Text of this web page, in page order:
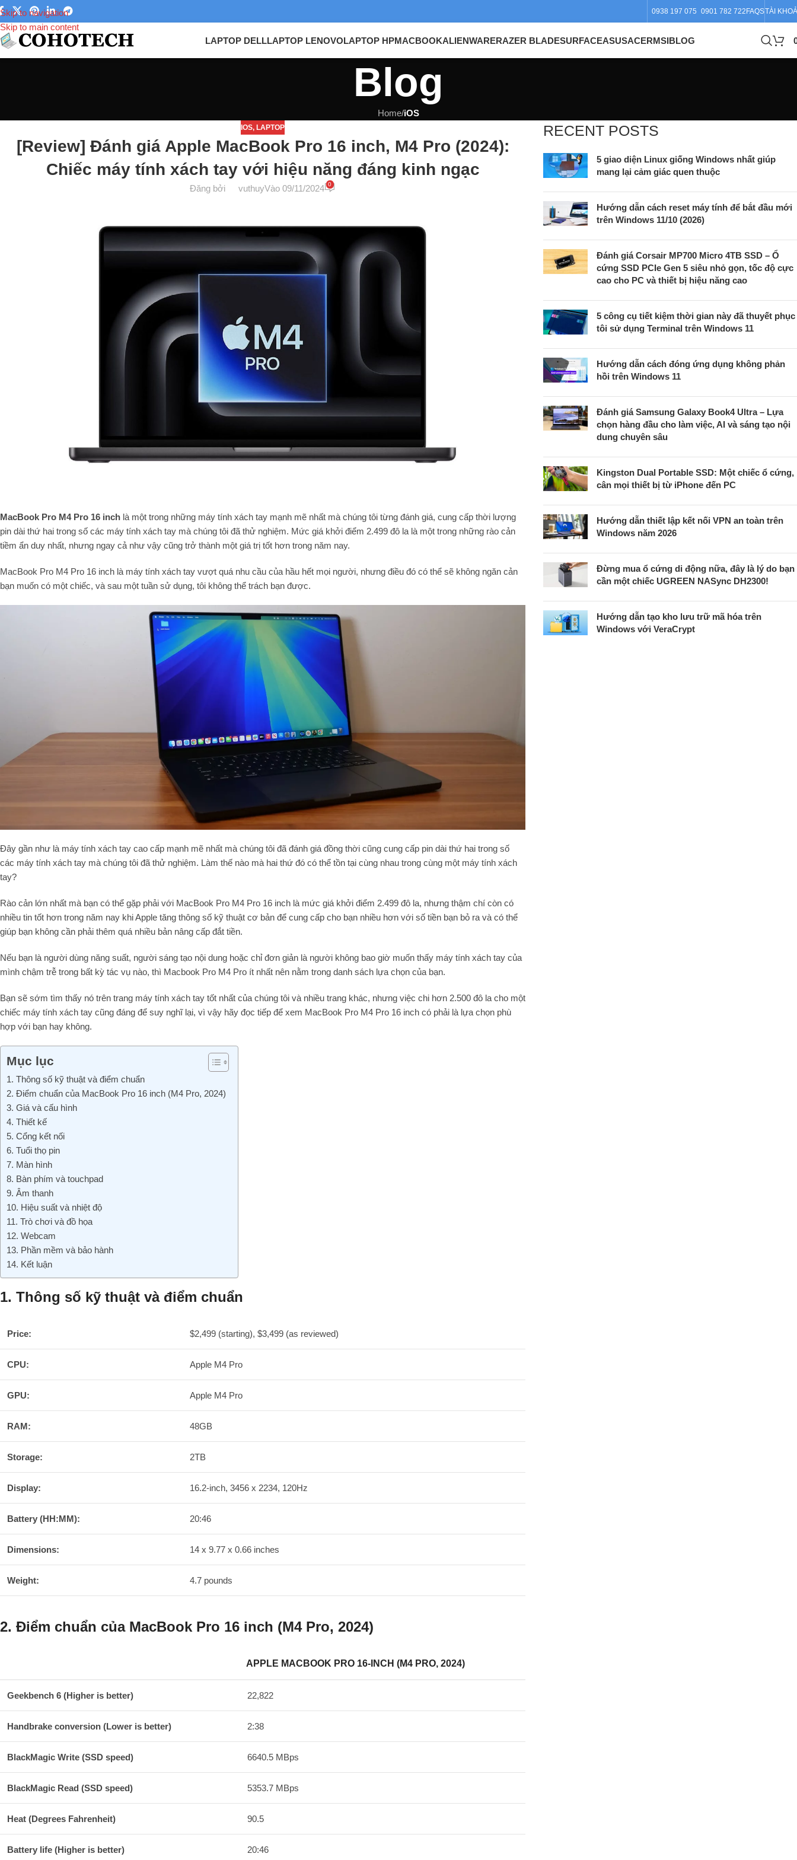
Skip to navigation
Skip to main content
0938 197 075 0901 782 722 FAQSTÀI
LAPTOP DELLLAPTOP LENOVOLAPTOP HPMACBOOKALIENWARERAZER BLADESURFACEASUSACERMSIBLOG
Blog
Home/iOS
IOS, LAPTOP
[Review] Đánh giá Apple MacBook Pro 16 inch, M4 Pro (2024):
Chiếc máy tính xách tay với hiệu năng đáng kinh ngạc
Đăng bởi vuthuyVào 09/11/2024 0
MacBook Pro M4 Pro 16 inch là một trong những máy tính xách tay mạnh mẽ nhất mà chúng tôi từng đánh giá, cung cấp thời lượng
pin dài thứ hai trong số các máy tính xách tay mà chúng tôi đã thử nghiệm. Mức giá khởi điểm 2.499 đô la là một trong những rào cản
tiềm ẩn duy nhất, nhưng ngay cả như vậy cũng trở thành một giá trị tốt hơn trong năm nay.
MacBook Pro M4 Pro 16 inch là máy tính xách tay vượt quá nhu cầu của hầu hết mọi người, nhưng điều đó có thể sẽ không ngăn cản
bạn muốn có một chiếc, và sau một tuần sử dụng, tôi không thể trách bạn được.
Đây gần như là máy tính xách tay cao cấp mạnh mẽ nhất mà chúng tôi đã đánh giá đồng thời cũng cung cấp pin dài thứ hai trong số
các máy tính xách tay mà chúng tôi đã thử nghiệm. Làm thế nào mà hai thứ đó có thể tồn tại cùng nhau trong cùng một máy tính xách
tay?
Rào cản lớn nhất mà bạn có thể gặp phải với MacBook Pro M4 Pro 16 inch là mức giá khởi điểm 2.499 đô la, nhưng thậm chí còn có
nhiều tin tốt hơn trong năm nay khi Apple tăng thông số kỹ thuật cơ bản để cung cấp cho bạn nhiều hơn với số tiền bạn bỏ ra và có thể
giúp bạn không cần phải thêm quá nhiều bản nâng cấp đắt tiền.
Nếu bạn là người dùng năng suất, người sáng tạo nội dung hoặc chỉ đơn giản là người không bao giờ muốn thấy máy tính xách tay của
mình chậm trễ trong bất kỳ tác vụ nào, thì Macbook Pro M4 Pro ít nhất nên nằm trong danh sách lựa chọn của bạn.
Bạn sẽ sớm tìm thấy nó trên trang máy tính xách tay tốt nhất của chúng tôi và nhiều trang khác, nhưng việc chi hơn 2.500 đô la cho một
chiếc máy tính xách tay cũng đáng để suy nghĩ lại, vì vậy hãy đọc tiếp để xem MacBook Pro M4 Pro 16 inch có phải là lựa chọn phù
hợp với bạn hay không.
Mục lục
1. Thông số kỹ thuật và điểm chuẩn
2. Điểm chuẩn của MacBook Pro 16 inch (M4 Pro, 2024)
3. Giá và cấu hình
4. Thiết kế
5. Cổng kết nối
6. Tuổi thọ pin
7. Màn hình
8. Bàn phím và touchpad
9. Âm thanh
10. Hiệu suất và nhiệt độ
11. Trò chơi và đồ họa
12. Webcam
13. Phần mềm và bảo hành
14. Kết luận
1. Thông số kỹ thuật và điểm chuẩn
Price: $2,499 (starting), $3,499 (as reviewed)
CPU: Apple M4 Pro
GPU: Apple M4 Pro
RAM: 48GB
Storage: 2TB
Display: 16.2-inch, 3456 x 2234, 120Hz
Battery (HH:MM): 20:46
Dimensions: 14 x 9.77 x 0.66 inches
Weight: 4.7 pounds
2. Điểm chuẩn của MacBook Pro 16 inch (M4 Pro, 2024)
APPLE MACBOOK PRO 16-INCH (M4 PRO, 2024)
Geekbench 6 (Higher is better) 22,822
Handbrake conversion (Lower is better) 2:38
BlackMagic Write (SSD speed) 6640.5 MBps
BlackMagic Read (SSD speed) 5353.7 MBps
Heat (Degrees Fahrenheit) 90.5
Battery life (Higher is better) 20:46
RECENT POSTS
5 giao diện Linux giống Windows nhất giúp
mang lại cảm giác quen thuộc
Hướng dẫn cách reset máy tính để bắt đầu mới
trên Windows 11/10 (2026)
Đánh giá Corsair MP700 Micro 4TB SSD – Ổ
cứng SSD PCIe Gen 5 siêu nhỏ gọn, tốc độ cực
cao cho PC và thiết bị hiệu năng cao
5 công cụ tiết kiệm thời gian này đã thuyết phục
tôi sử dụng Terminal trên Windows 11
Hướng dẫn cách đóng ứng dụng không phản
hồi trên Windows 11
Đánh giá Samsung Galaxy Book4 Ultra – Lựa
chọn hàng đầu cho làm việc, AI và sáng tạo nội
dung chuyên sâu
Kingston Dual Portable SSD: Một chiếc ổ cứng,
cân mọi thiết bị từ iPhone đến PC
Hướng dẫn thiết lập kết nối VPN an toàn trên
Windows năm 2026
Đừng mua ổ cứng di động nữa, đây là lý do bạn
cần một chiếc UGREEN NASync DH2300!
Hướng dẫn tạo kho lưu trữ mã hóa trên
Windows với VeraCrypt